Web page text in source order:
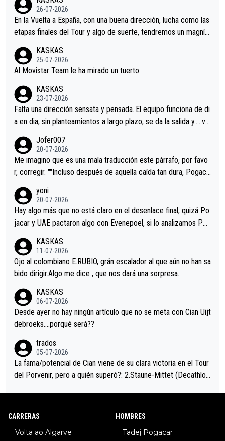
26-07-2026
En la Vuelta a España, con una buena dirección, lucha como las
etapas finales del Tour y algo de suerte, tendremos un magnífi
KASKAS
25-07-2026
Al Movistar Team le ha mirado un tuerto.
KASKAS
23-07-2026
Falta una dirección sensata y pensada..El equipo funciona de di
a en dia, sin planteamientos a largo plazo, se da la salida y…..ve
Minguez, Velez etc etc.Me da pena vivir estos momentos tan
tristes sin victorias.
Jofer007
20-07-2026
Me imagino que es una mala traducción este párrafo, por favo
r, corregir. ""Incluso después de aquella caída tan dura, Pogaca
permaneció pegado a su rueda. Parecía increíble la forma en l
a que era capaz de controlar el miedo", recordó."
yoni
20-07-2026
Hay algo más que no está claro en el desenlace final, quizá Po
jacar y UAE pactaron algo con Evenepoel, si lo analizamos Poj
i sin pedalear, luego está el saludo con Evenepoel dándose la
mano de una manera muy fraternal, más allá de los típicos toqu
es en el hombro con que saludaba a Vingegard. Ahí hubo una in
eta, a ver si por querer poner a Del Toro con calzador en posi
ción de podio UAE y Pojacar se van complicar el tour.
KASKAS
11-07-2026
Ojo al colombiano E.RUBIO, grán escalador al que aún no han sa
bido dirigir.Algo me dice , que nos dará una sorpresa.
KASKAS
06-07-2026
Desde ayer no hay ningún artículo que no se meta con Cian Uijt
debroeks….porqué será??
trados
05-07-2026
La fama/potencial de Cian viene de su clara victoria en el Tour
del Porvenir, pero a quién superó?: 2.Staune-Mittet (Decathlon,
CARRERAS
Volta ao Algarve
HOMBRES
Tadej Pogacar